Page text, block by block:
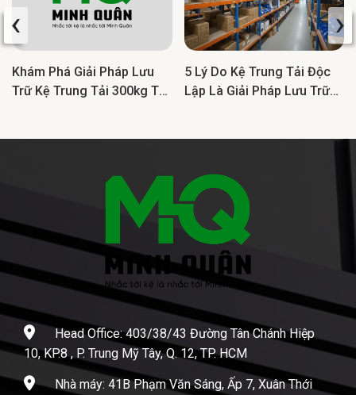
Khám Phá Giải Pháp Lưu
Trữ Kệ Trung Tải 300kg Tối
5 Lý Do Kệ Trung Tải Độc
Lập Là Giải Pháp Lưu Trữ
‹ ›
Head Office: 403/38/43 Đường Tân Chánh Hiệp
10, KP.8 , P. Trung Mỹ Tây, Q. 12, TP. HCM
Nhà máy: 41B Phạm Văn Sáng, Ấp 7, Xuân Thới